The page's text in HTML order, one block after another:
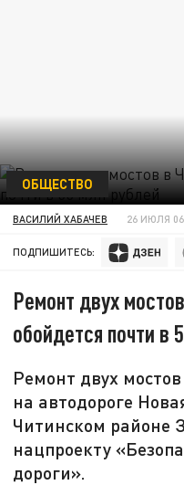
ОБЩЕСТВО
ВАСИЛИЙ ХАБАЧЕВ 26 ИЮЛЯ
ПОДПИШИТЕСЬ:
Ремонт двух
обойдется почти в
Ремонт двух
на автодороге
Читинском районе
нацпроекту
дороги».